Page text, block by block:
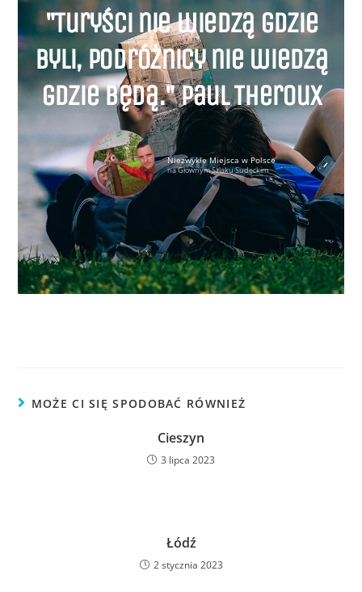
"Turyści nie wiedzą gdzie
byli, podróżnicy nie wiedzą
gdzie będą." Paul Theroux
Niezwykłe Miejsca w Polsce
na Głównym Szlaku Sudeckim
MOŻE CI SIĘ SPODOBAĆ RÓWNIEŻ
Cieszyn
3 lipca 2023
Łódź
2 stycznia 2023